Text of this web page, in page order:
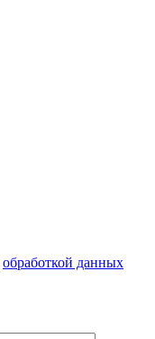
обработкой данных